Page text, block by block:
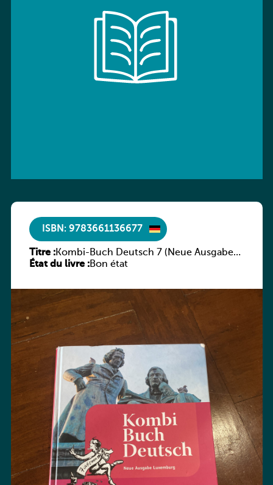
ISBN: 9783661136677
Titre :Kombi-Buch Deutsch 7 (Neue Ausgabe
Luxemburg)
État du livre :Bon état